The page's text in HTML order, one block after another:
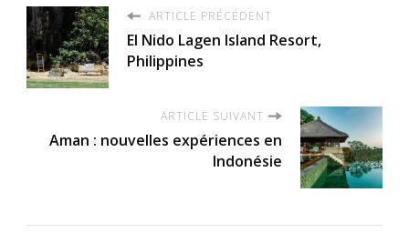
ARTICLE PRÉCÉDENT
El Nido Lagen Island Resort,
Philippines
ARTICLE SUIVANT
Aman : nouvelles expériences en
Indonésie